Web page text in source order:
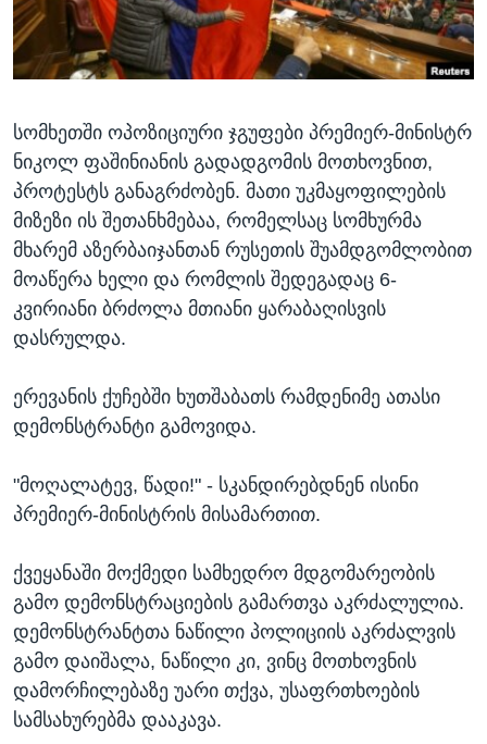
ᲡᲢᲣᲓᲘᲐ ᲕᲐᲨᲘᲜᲒᲢᲝᲜᲘ
ᲔᲙᲝᲜᲝᲛᲘᲙᲐ
ᲯᲐᲜᲛᲠᲗᲔᲚᲝᲑᲐ
ᲘᲜᲢᲔᲠᲕᲘᲣ
ᲙᲣᲚᲢᲣᲠᲐ
ᲒᲐᲚᲘᲚᲔᲝ
ᲓᲔᲖᲘᲜᲤᲝᲠᲛᲐᲪᲘᲐ
Learning English
ენები
სომხეთში ოპოზიციური ჯგუფები პრემიერ-მინისტრ
ნიკოლ ფაშინიანის გადადგომის მოთხოვნით,
პროტესტს განაგრძობენ. მათი უკმაყოფილების
მიზეზი ის შეთანხმებაა, რომელსაც სომხურმა
მხარემ აზერბაიჯანთან რუსეთის შუამდგომლობით
მოაწერა ხელი და რომლის შედეგადაც 6-
კვირიანი ბრძოლა მთიანი ყარაბაღისვის
დასრულდა.
ერევანის ქუჩებში ხუთშაბათს რამდენიმე ათასი
დემონსტრანტი გამოვიდა.
"მოღალატევ, წადი!" - სკანდირებდნენ ისინი
პრემიერ-მინისტრის მისამართით.
ქვეყანაში მოქმედი სამხედრო მდგომარეობის
გამო დემონსტრაციების გამართვა აკრძალულია.
დემონსტრანტთა ნაწილი პოლიციის აკრძალვის
გამო დაიშალა, ნაწილი კი, ვინც მოთხოვნის
დამორჩილებაზე უარი თქვა, უსაფრთხოების
სამსახურებმა დააკავა.